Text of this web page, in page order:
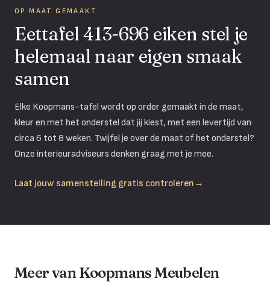
OP MAAT GEMAAKT
Eettafel 413-696 eiken stel je
helemaal naar eigen smaak
samen
Elke Koopmans-tafel wordt op order gemaakt in de maat,
kleur en met het onderstel dat jij kiest, met een levertijd van
circa 6 tot 8 weken. Twijfel je over de maat of het onderstel?
Onze interieuradviseurs denken graag met je mee.
Laat jouw samenstelling gratis controleren →
Meer van Koopmans Meubelen